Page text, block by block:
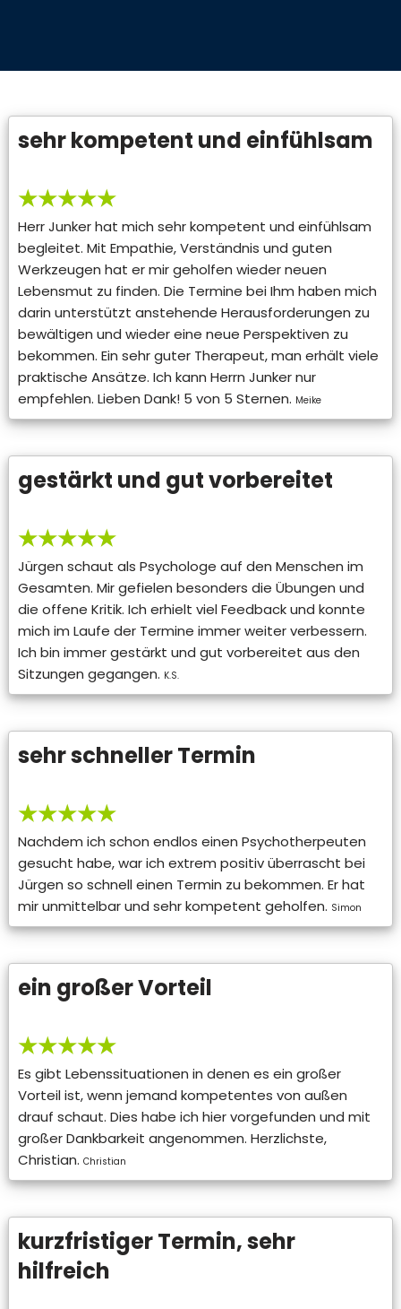
sehr kompetent und einfühlsam
★★★★★
Herr Junker hat mich sehr kompetent und einfühlsam
begleitet. Mit Empathie, Verständnis und guten
Werkzeugen hat er mir geholfen wieder neuen
Lebensmut zu finden. Die Termine bei Ihm haben mich
darin unterstützt anstehende Herausforderungen zu
bewältigen und wieder eine neue Perspektiven zu
bekommen. Ein sehr guter Therapeut, man erhält viele
praktische Ansätze. Ich kann Herrn Junker nur
empfehlen. Lieben Dank! 5 von 5 Sternen. Meike
gestärkt und gut vorbereitet
★★★★★
Jürgen schaut als Psychologe auf den Menschen im
Gesamten. Mir gefielen besonders die Übungen und
die offene Kritik. Ich erhielt viel Feedback und konnte
mich im Laufe der Termine immer weiter verbessern.
Ich bin immer gestärkt und gut vorbereitet aus den
Sitzungen gegangen. K.S.
sehr schneller Termin
★★★★★
Nachdem ich schon endlos einen Psychotherpeuten
gesucht habe, war ich extrem positiv überrascht bei
Jürgen so schnell einen Termin zu bekommen. Er hat
mir unmittelbar und sehr kompetent geholfen. Simon
ein großer Vorteil
★★★★★
Es gibt Lebenssituationen in denen es ein großer
Vorteil ist, wenn jemand kompetentes von außen
drauf schaut. Dies habe ich hier vorgefunden und mit
großer Dankbarkeit angenommen. Herzlichste,
Christian. Christian
kurzfristiger Termin, sehr
hilfreich